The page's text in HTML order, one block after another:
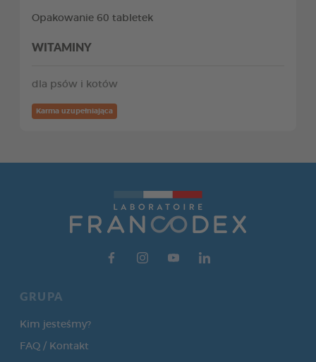
Opakowanie 60 tabletek
WITAMINY
dla psów i kotów
Karma uzupełniająca
GRUPA
Kim jesteśmy?
FAQ / Kontakt